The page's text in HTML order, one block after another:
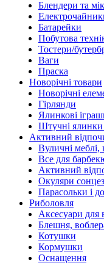
Блендери та
Батарейки
Побутова
Тостери/
Ваги
Праска
Новорічні товари
Новорічні
Гірлянди
Ялинкові
Штучні ялинки
Активний
Вуличні меблі,
Все для
Активний
Окуляри
Парасольки і
Риболовля
Аксесуари для
Блешня,
Котушки
Кормушки
Оснащення